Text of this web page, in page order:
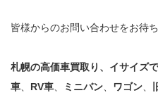
皆様からのお問い合わせをお待
札幌の高価車買取り、イサイズ
車
RV車 ミニバン ワゴン